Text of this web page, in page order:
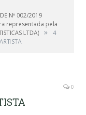
Nº 002/2019
representada pela
LTDA) »
4
0